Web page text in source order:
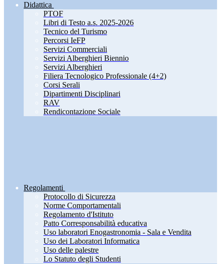
Didattica
PTOF
Libri di Testo a.s. 2025-2026
Tecnico del Turismo
Percorsi IeFP
Servizi Commerciali
Servizi Alberghieri Biennio
Servizi Alberghieri
Filiera Tecnologico Professionale (4+2)
Corsi Serali
Dipartimenti Disciplinari
RAV
Rendicontazione Sociale
Regolamenti
Protocollo di Sicurezza
Norme Comportamentali
Regolamento d'Istituto
Patto Corresponsabilità educativa
Uso laboratori Enogastronomia - Sala e Vendita
Uso dei Laboratori Informatica
Uso delle palestre
Lo Statuto degli Studenti